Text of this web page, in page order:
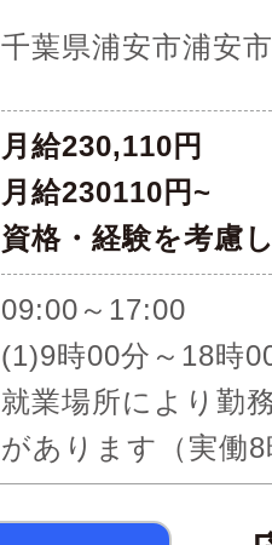
千葉県浦安市浦安市
月給230,110円
月給230110円~
資格・経験を考慮
09:00～17:00
(1)9時00分～18時
就業場所により勤
があります（実働